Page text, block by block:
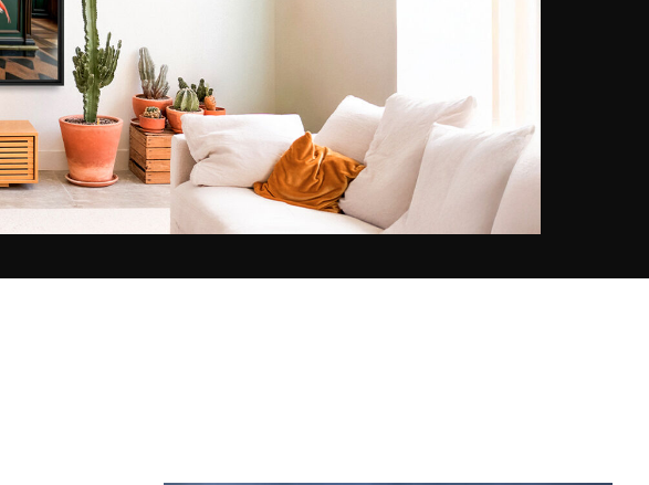
a modo suo un paesaggio dove il
pittoresco tende a svanire. Come il
suo mentore, il potere universale
della natura e degli elementi si
rivela sotto il suo obiettivo: i